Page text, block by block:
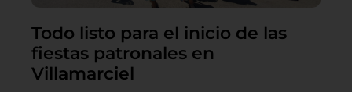
Todo listo para el inicio de las
fiestas patronales en
Villamarciel